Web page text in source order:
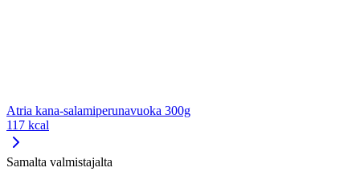
Atria kana-salamiperunavuoka 300g
117 kcal
Samalta valmistajalta